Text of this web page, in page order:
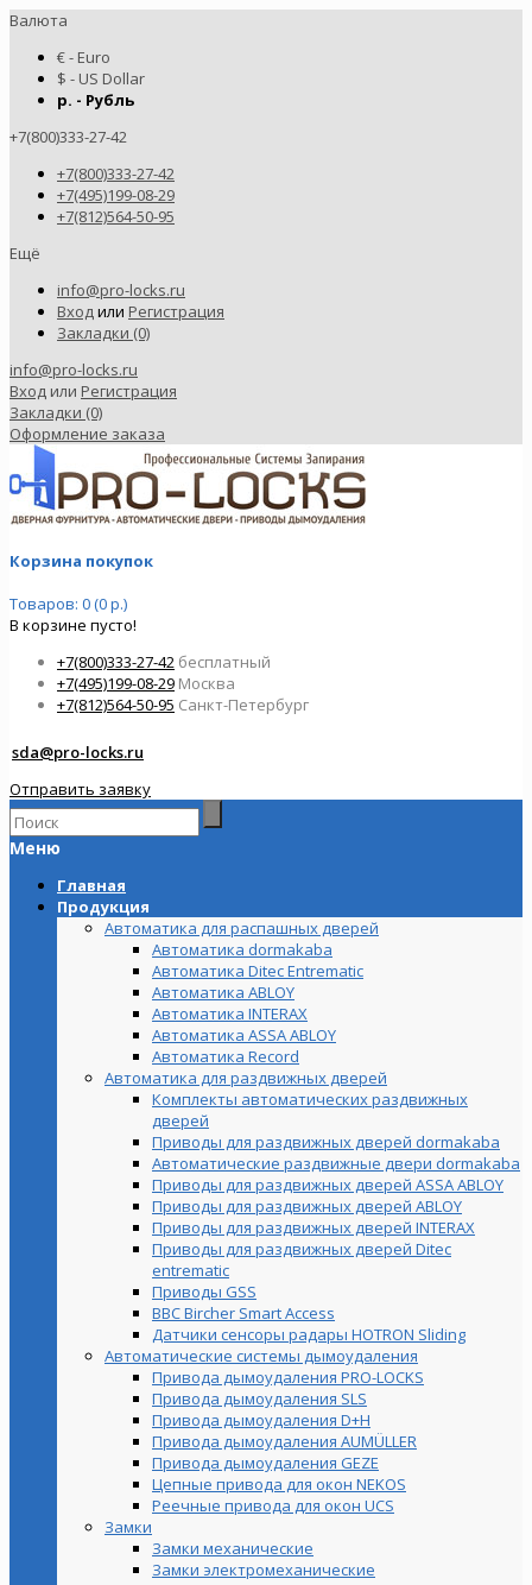
Валюта
€ - Euro
$ - US Dollar
р. - Рубль
+7(800)333-27-42
+7(800)333-27-42
+7(495)199-08-29
+7(812)564-50-95
Ещё
info@pro-locks.ru
Входили Регистрация
Закладки (0)
info@pro-locks.ru
Вход или Регистрация
Закладки (0)
Оформление заказа
Корзина покупок
Товаров: 0 (0 р.)
В корзине пусто!
+7(800)333-27-42 бесплатный
+7(495)199-08-29 Москва
+7(812)564-50-95 Санкт-Петербург
sda@pro-locks.ru
Отправить заявку
Меню
Главная
Продукция
Автоматика для распашных дверей
Автоматика dormakaba
Автоматика Ditec Entrematic
Автоматика ABLOY
Автоматика INTERAX
Автоматика ASSA ABLOY
Автоматика Record
Автоматика для раздвижных дверей
Комплекты автоматических раздвижных
дверей
Приводы для раздвижных дверей dormakaba
Автоматические раздвижные двери dormakaba
Приводы для раздвижных дверей ASSA ABLOY
Приводы для раздвижных дверей ABLOY
Приводы для раздвижных дверей INTERAX
Приводы для раздвижных дверей Ditec
entrematic
Приводы GSS
BBC Bircher Smart Access
Датчики сенсоры радары HOTRON Sliding
Автоматические системы дымоудаления
Привода дымоудаления PRO-LOCKS
Привода дымоудаления SLS
Привода дымоудаления D+H
Привода дымоудаления AUMÜLLER
Привода дымоудаления GEZE
Цепные привода для окон NEKOS
Реечные привода для окон UСS
Замки
Замки механические
Замки электромеханические